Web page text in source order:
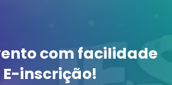
com facilidade
E-inscrição!